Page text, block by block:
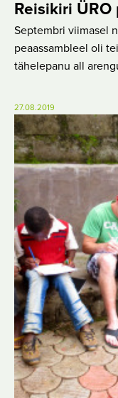
Reisikiri
Septembri viimasel
peaassambleel oli
tähelepanu all
27.08.2019